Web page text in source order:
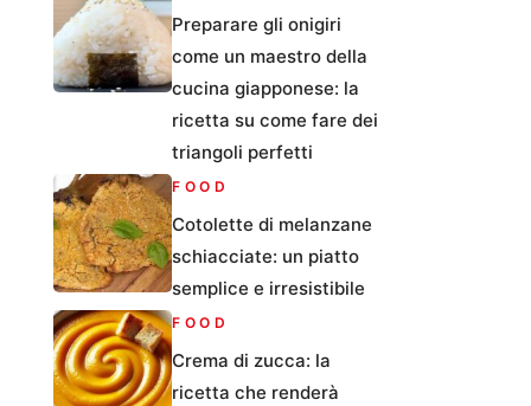
Preparare gli onigiri
come un maestro della
cucina giapponese: la
ricetta su come fare dei
triangoli perfetti
FOOD
Cotolette di melanzane
schiacciate: un piatto
semplice e irresistibile
FOOD
Crema di zucca: la
ricetta che renderà